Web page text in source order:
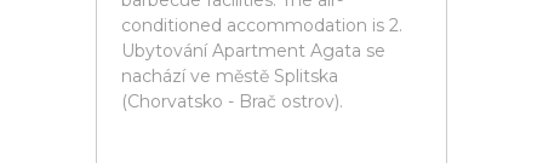
conditioned accommodation is 2.
Ubytování Apartment Agata se
nachází ve městě Splitska
(Chorvatsko - Brač ostrov).